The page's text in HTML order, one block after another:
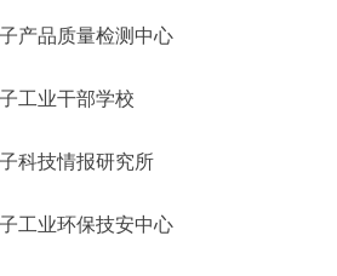
品质量检测中心
业干部学校
技情报研究所
业环保技安中心